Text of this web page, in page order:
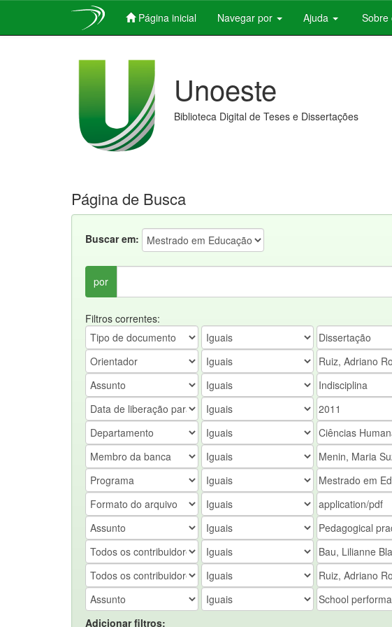
Página inicial Navegar por Ajuda Sobre
Unoeste
Biblioteca Digital de Teses e Dissertações
Página de Busca
Buscar em:
por
Filtros correntes:
Adicionar filtros: